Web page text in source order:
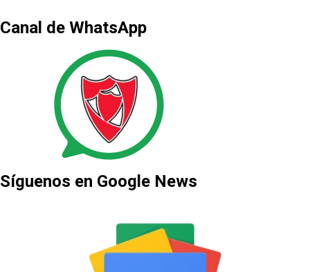
Canal de WhatsApp
Síguenos en Google News